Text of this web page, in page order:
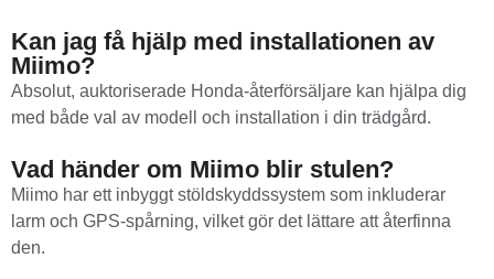
Kan jag få hjälp med installationen av
Miimo?
Absolut, auktoriserade Honda-återförsäljare kan hjälpa dig
med både val av modell och installation i din trädgård.
Vad händer om Miimo blir stulen?
Miimo har ett inbyggt stöldskyddssystem som inkluderar
larm och GPS-spårning, vilket gör det lättare att återfinna
den.